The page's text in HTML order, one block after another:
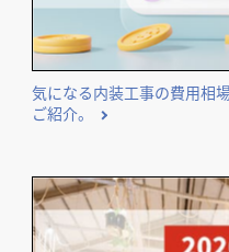
気になる内装工事の費用相
ご紹介。